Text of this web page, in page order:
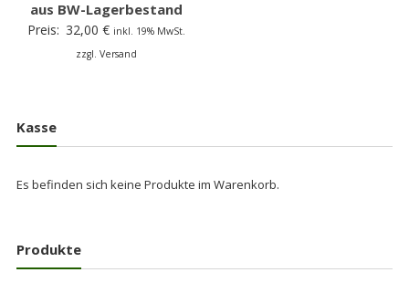
aus BW-Lagerbestand
Preis: 32,00€ inkl. 19% MwSt.
zzgl. Versand
Kasse
Es befinden sich keine Produkte im Warenkorb.
Produkte